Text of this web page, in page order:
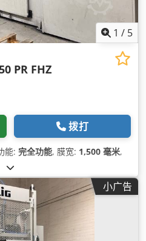
1 / 5
PR FHZ
拨打
能: 完全功能, 膜宽: 1,500 毫米,
小广告